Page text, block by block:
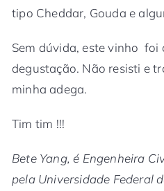
tipo Cheddar, Gouda e
Sem dúvida, este vinho foi
degustação. Não resisti e
minha adega.
Tim tim !!!
Bete Yang, é Engenheira
pela Universidade Federal